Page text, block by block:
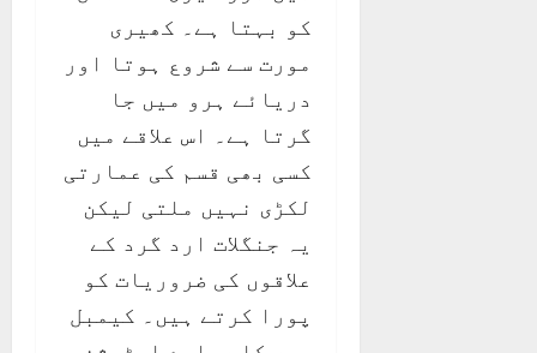
کو بہتا ہے۔ کھیری
مورت سے شروع ہوتا اور
دریائے ہرو میں جا
گرتا ہے۔ اس علاقے میں
کسی بھی قسم کی عمارتی
لکڑی نہیں ملتی لیکن
یہ جنگلات ارد گرد کے
علاقوں کی ضروریات کو
پورا کرتے ہیں۔ کیمبل